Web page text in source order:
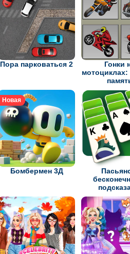
Пора парковаться 2
Гонки
мотоциклах:
Новая
Бомбермен 3Д